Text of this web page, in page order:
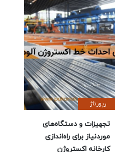
رپورتاژ
تجهیزات و دستگاه‌های
موردنیاز برای راه‌اندازی
کارخانه اکستروژن